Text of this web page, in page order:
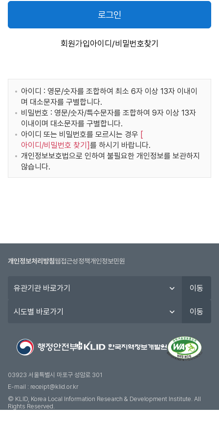
로그인
회원가입아이디/비밀번호찾기
아이디 : 영문/숫자를 조합하여 최소 6자 이상 13자 이내이
며 대소문자를 구별합니다.
비밀번호 : 영문/숫자/특수문자를 조합하여 9자 이상 13자
이내이며 대소문자를 구별합니다.
아이디 또는 비밀번호를 모르시는 경우 [
아이디/비밀번호 찾기 ]를 하시기 바랍니다.
개인정보보호법으로 인하여 불필요한 개인정보를 보관하지
않습니다.
개인정보처리방침웹접근성정책개인정보민원
관
이동
도
기
이동
03923 서울특별시 마포구 성암로 301
E-mail : receipt@klid.or.kr
© KLID, Korea Local Information Research & Development Institute. AII
Rights Reserved.